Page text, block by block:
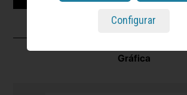
Gráfica
Configurar